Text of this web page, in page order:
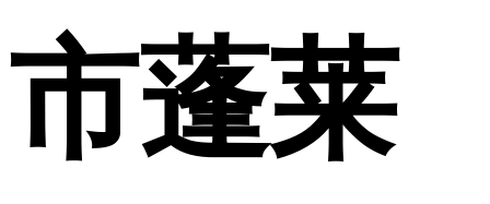
市蓬莱